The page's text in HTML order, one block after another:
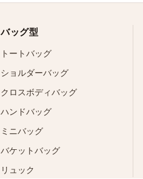
バッグ型
トートバッグ
ショルダーバッグ
クロスボディバッグ
ハンドバッグ
ミニバッグ
バケットバッグ
リュック